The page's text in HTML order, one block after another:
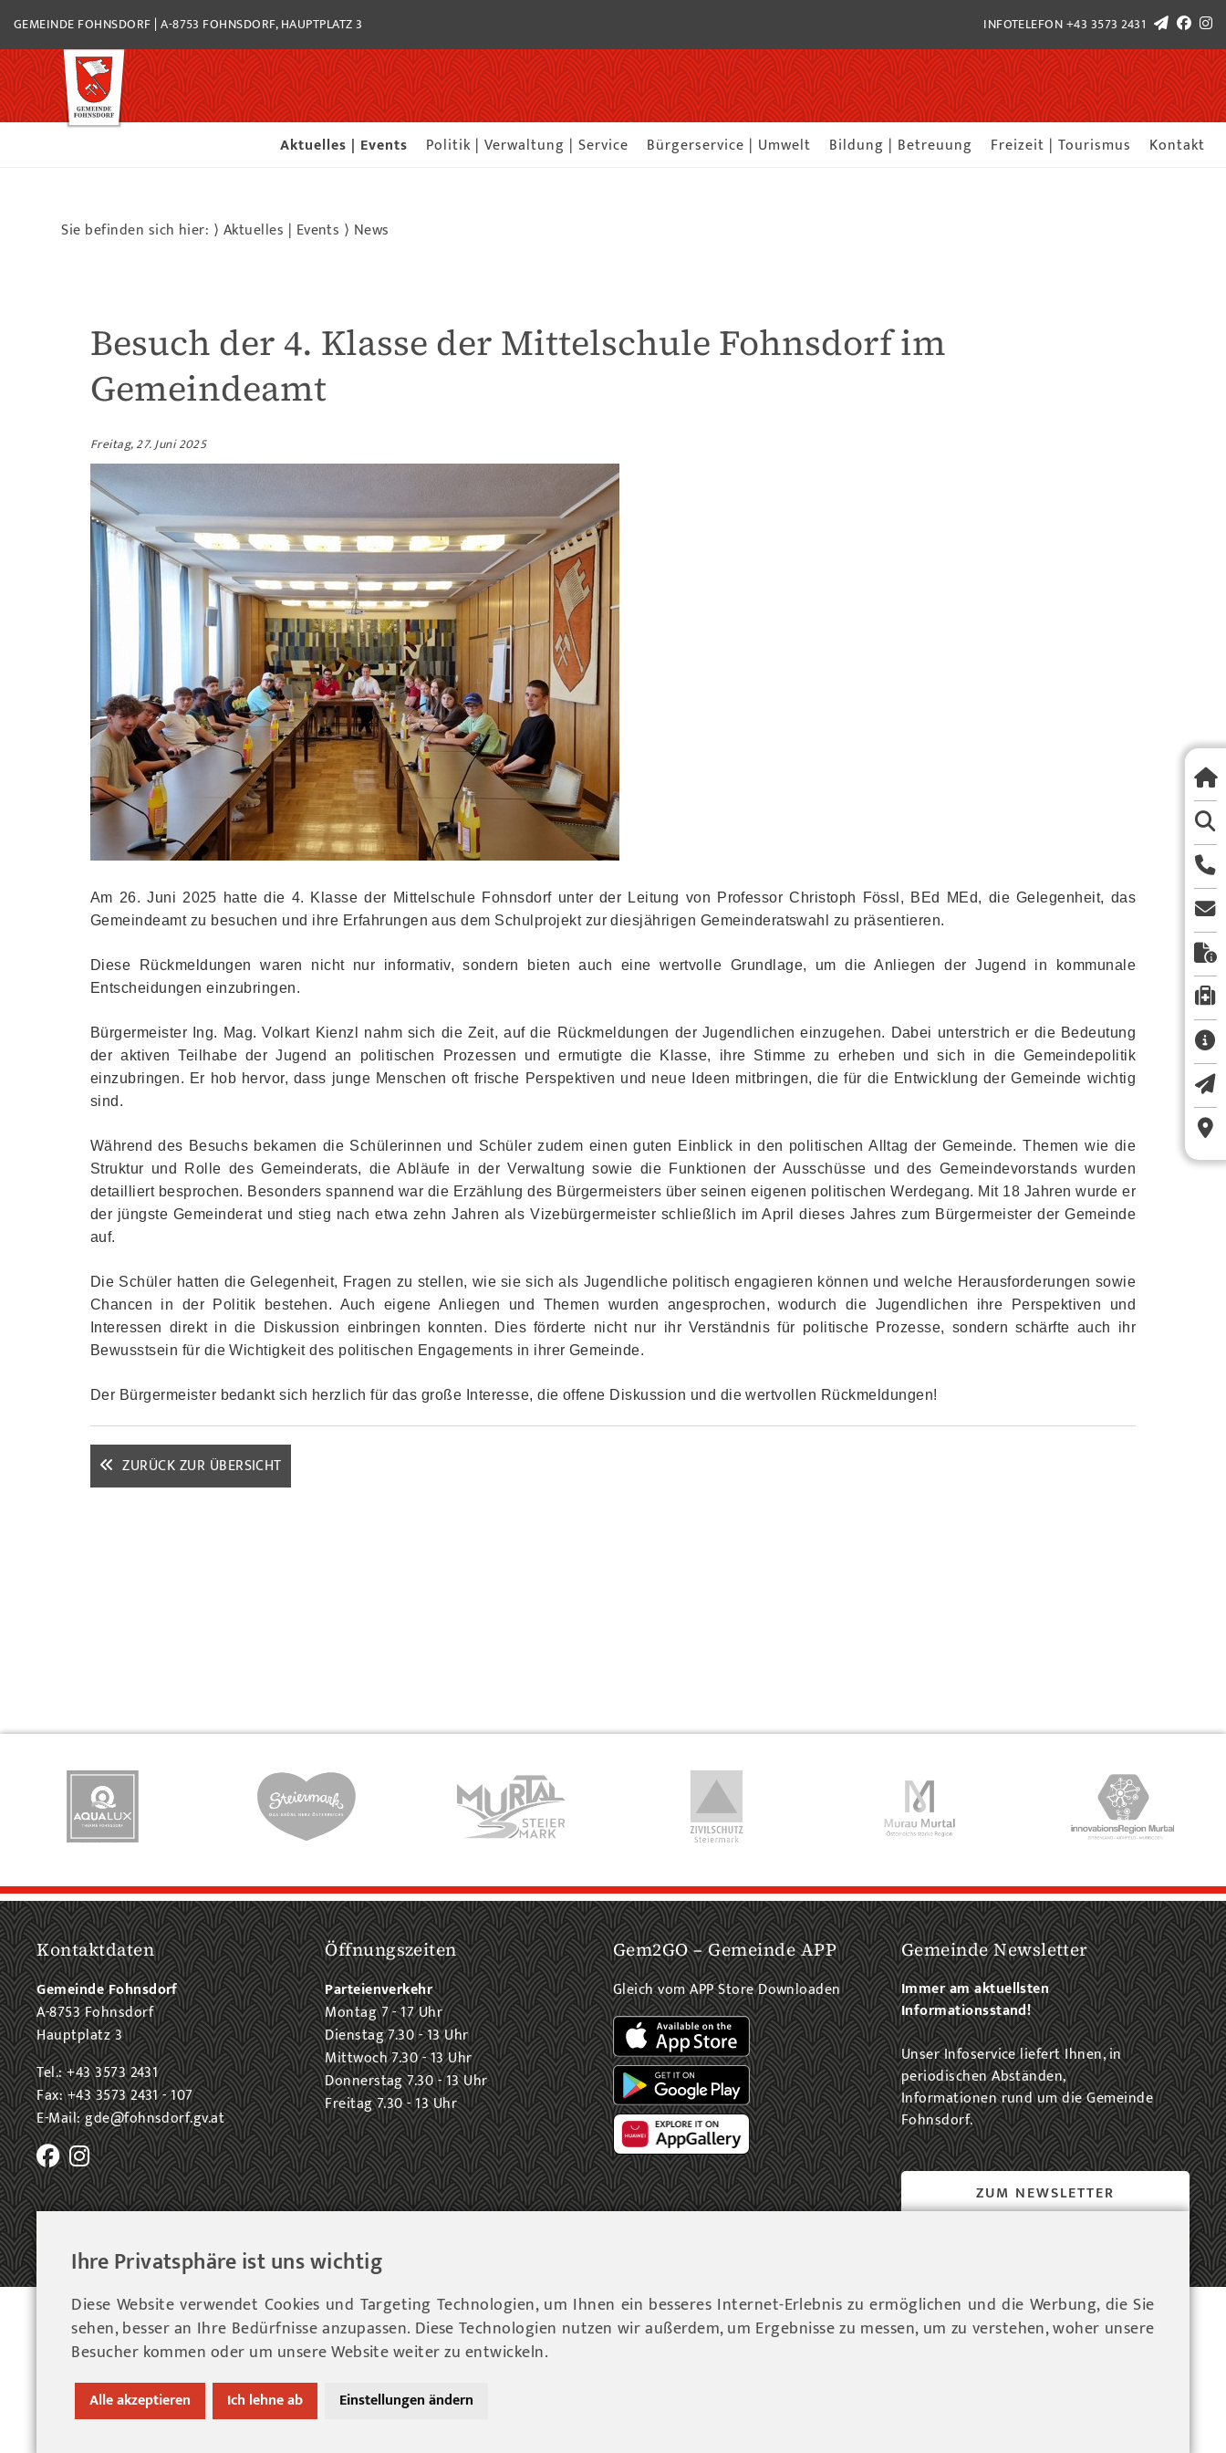
Ihre Privatsphäre ist uns wichtig
Diese Website verwendet Cookies und Targeting Technologien, um Ihnen ein besseres Internet-Erlebnis zu ermöglichen und die Werbung, die Sie
sehen, besser an Ihre Bedürfnisse anzupassen. Diese Technologien nutzen wir außerdem, um Ergebnisse zu messen, um zu verstehen, woher unsere
Besucher kommen oder um unsere Website weiter zu entwickeln.
Alle akzeptieren Ich lehne ab Einstellungen ändern
GEMEINDE FOHNSDORF | A-8753 FOHNSDORF, HAUPTPLATZ 3 INFOTELEFON+43 3573 2431
Aktuelles | Events Politik | Verwaltung | Service Bürgerservice | Umwelt Bildung | Betreuung Freizeit | Tourismus Kontakt
Sie befinden sich hier: ⟩ Aktuelles | Events ⟩ News
Besuch der 4. Klasse der Mittelschule Fohnsdorf im
Gemeindeamt
Freitag, 27. Juni 2025
Am 26. Juni 2025 hatte die 4. Klasse der Mittelschule Fohnsdorf unter der Leitung von Professor Christoph Fössl, BEd MEd, die Gelegenheit, das
Gemeindeamt zu besuchen und ihre Erfahrungen aus dem Schulprojekt zur diesjährigen Gemeinderatswahl zu präsentieren.
Diese Rückmeldungen waren nicht nur informativ, sondern bieten auch eine wertvolle Grundlage, um die Anliegen der Jugend in kommunale
Entscheidungen einzubringen.
Bürgermeister Ing. Mag. Volkart Kienzl nahm sich die Zeit, auf die Rückmeldungen der Jugendlichen einzugehen. Dabei unterstrich er die Bedeutung
der aktiven Teilhabe der Jugend an politischen Prozessen und ermutigte die Klasse, ihre Stimme zu erheben und sich in die Gemeindepolitik
einzubringen. Er hob hervor, dass junge Menschen oft frische Perspektiven und neue Ideen mitbringen, die für die Entwicklung der Gemeinde wichtig
sind.
Während des Besuchs bekamen die Schülerinnen und Schüler zudem einen guten Einblick in den politischen Alltag der Gemeinde. Themen wie die
Struktur und Rolle des Gemeinderats, die Abläufe in der Verwaltung sowie die Funktionen der Ausschüsse und des Gemeindevorstands wurden
detailliert besprochen. Besonders spannend war die Erzählung des Bürgermeisters über seinen eigenen politischen Werdegang. Mit 18 Jahren wurde er
der jüngste Gemeinderat und stieg nach etwa zehn Jahren als Vizebürgermeister schließlich im April dieses Jahres zum Bürgermeister der Gemeinde
auf.
Die Schüler hatten die Gelegenheit, Fragen zu stellen, wie sie sich als Jugendliche politisch engagieren können und welche Herausforderungen sowie
Chancen in der Politik bestehen. Auch eigene Anliegen und Themen wurden angesprochen, wodurch die Jugendlichen ihre Perspektiven und
Interessen direkt in die Diskussion einbringen konnten. Dies förderte nicht nur ihr Verständnis für politische Prozesse, sondern schärfte auch ihr
Bewusstsein für die Wichtigkeit des politischen Engagements in ihrer Gemeinde.
Der Bürgermeister bedankt sich herzlich für das große Interesse, die offene Diskussion und die wertvollen Rückmeldungen!
ZURÜCK ZUR ÜBERSICHT
Kontaktdaten
Gemeinde Fohnsdorf
A-8753 Fohnsdorf
Hauptplatz 3
Tel.: +43 3573 2431
Fax: +43 3573 2431 - 107
E-Mail: gde@fohnsdorf.gv.at
Öffnungszeiten
Parteienverkehr
Montag 7 - 17 Uhr
Dienstag 7.30 - 13 Uhr
Mittwoch 7.30 - 13 Uhr
Donnerstag 7.30 - 13 Uhr
Freitag 7.30 - 13 Uhr
Gem2GO – Gemeinde APP
Gleich vom APP Store Downloaden
Gemeinde Newsletter
Immer am aktuellsten
Informationsstand!
Unser Infoservice liefert Ihnen, in
periodischen Abständen,
Informationen rund um die Gemeinde
Fohnsdorf.
ZUM NEWSLETTER
EINTRAG...
© 2026 Gemeinde Fohnsdorf |Datenschutz|Cookies Hinweise|Impressum
Werbeagentur Gössler & Sailer OG